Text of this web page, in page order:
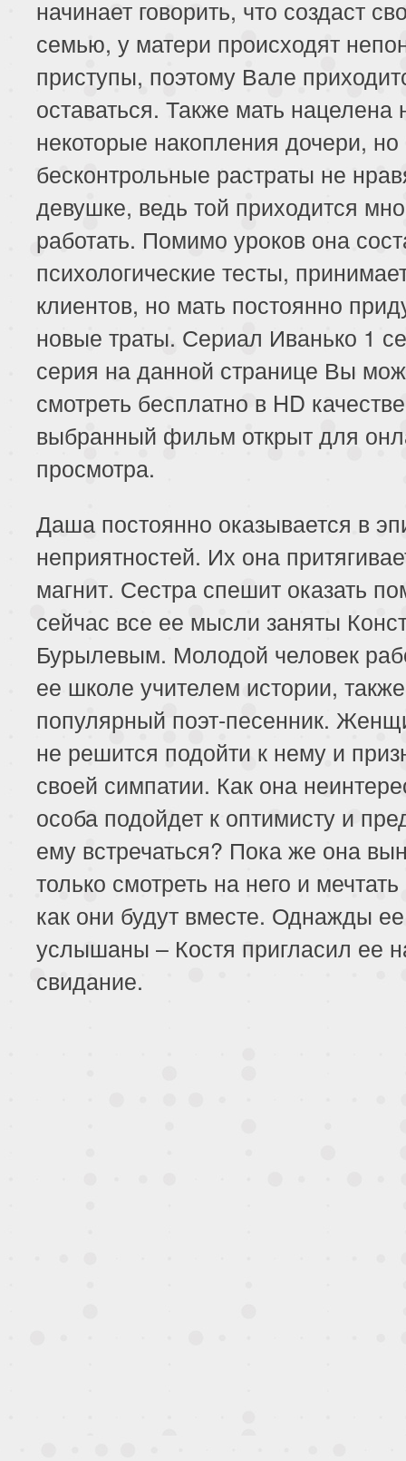
начинает говорить, что создаст
семью, у матери происходят
приступы, поэтому Вале
оставаться. Также мать нацелена
некоторые накопления дочери, но
бесконтрольные растраты не
девушке, ведь той приходится
работать. Помимо уроков она
психологические тесты,
клиентов, но мать постоянно
новые траты. Сериал Иванько 1
серия на данной странице Вы
смотреть бесплатно в HD
выбранный фильм открыт для
просмотра.
Даша постоянно оказывается в
неприятностей. Их она
магнит. Сестра спешит оказать
сейчас все ее мысли заняты
Бурылевым. Молодой человек
ее школе учителем истории,
популярный поэт-песенник.
не решится подойти к нему и
своей симпатии. Как она
особа подойдет к оптимисту и
ему встречаться? Пока же она
только смотреть на него и
как они будут вместе. Однажды
услышаны – Костя пригласил ее
свидание.